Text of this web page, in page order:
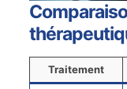
Traitement